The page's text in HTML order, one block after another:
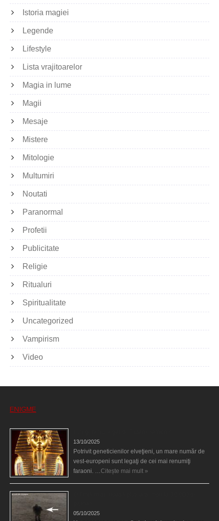
Istoria magiei
Legende
Lifestyle
Lista vrajitoarelor
Magia in lume
Magii
Mesaje
Mistere
Mitologie
Multumiri
Noutati
Paranormal
Profetii
Publicitate
Religie
Ritualuri
Spiritualitate
Uncategorized
Vampirism
Video
ENIGME
13/10/2025
Potrivit geneticienilor elveţieni, un mare număr de
vest-europeni sunt legaţi de cei mai renumiţi
faraoni. …Citește mai mult »
05/10/2025